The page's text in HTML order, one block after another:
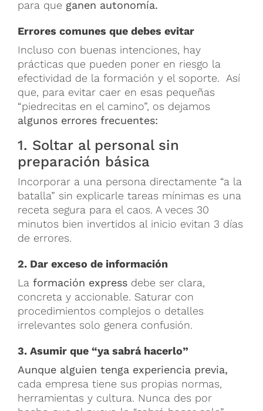
para que ganen autonomía.
Errores comunes que debes evitar
Incluso con buenas intenciones, hay
prácticas que pueden poner en riesgo la
efectividad de la formación y el soporte. Así
que, para evitar caer en esas pequeñas
“piedrecitas en el camino”, os dejamos
algunos errores frecuentes:
1. Soltar al personal sin
preparación básica
Incorporar a una persona directamente “a la
batalla” sin explicarle tareas mínimas es una
receta segura para el caos. A veces 30
minutos bien invertidos al inicio evitan 3 días
de errores.
2. Dar exceso de información
La formación express debe ser clara,
concreta y accionable. Saturar con
procedimientos complejos o detalles
irrelevantes solo genera confusión.
3. Asumir que “ya sabrá hacerlo”
Aunque alguien tenga experiencia previa,
cada empresa tiene sus propias normas,
herramientas y cultura. Nunca des por